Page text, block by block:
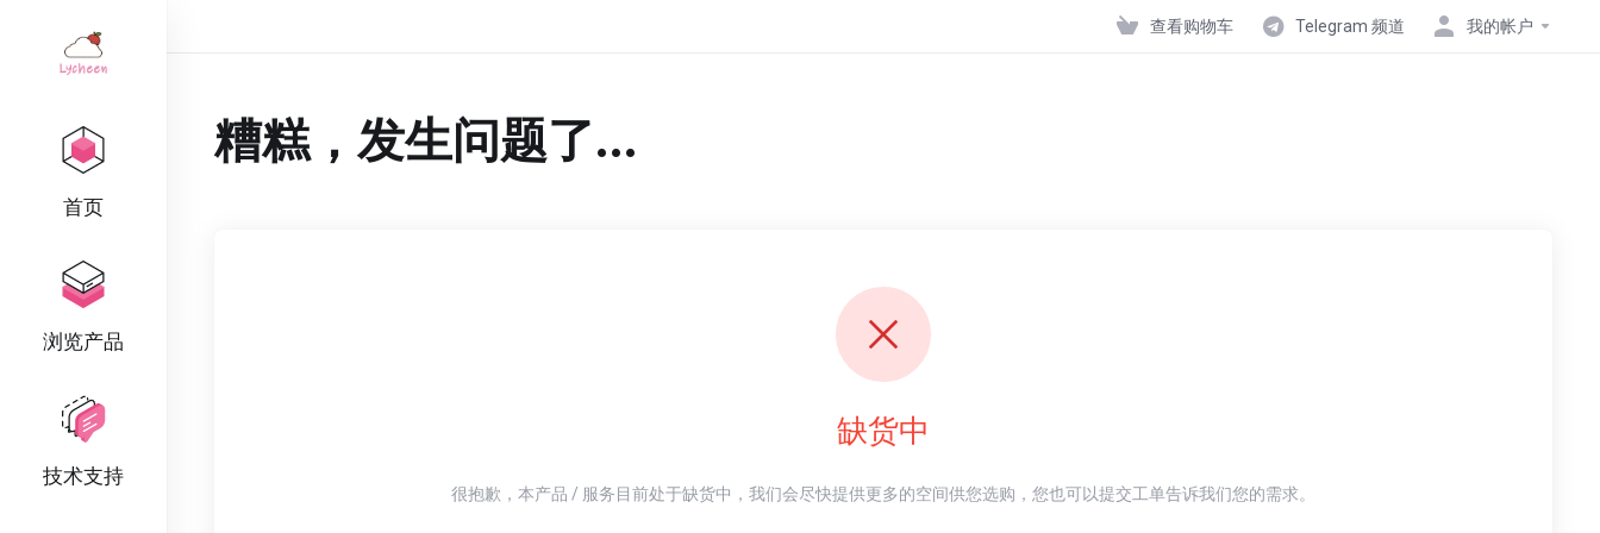
首页
浏览产品
技术支持
查看购物车 Telegram 频道 我的帐户
糟糕，发生问题了...
缺货中
很抱歉，本产品 / 服务目前处于缺货中，我们会尽快提供更多的空间供您选购，您也可以提交工单告诉我们您的需求。